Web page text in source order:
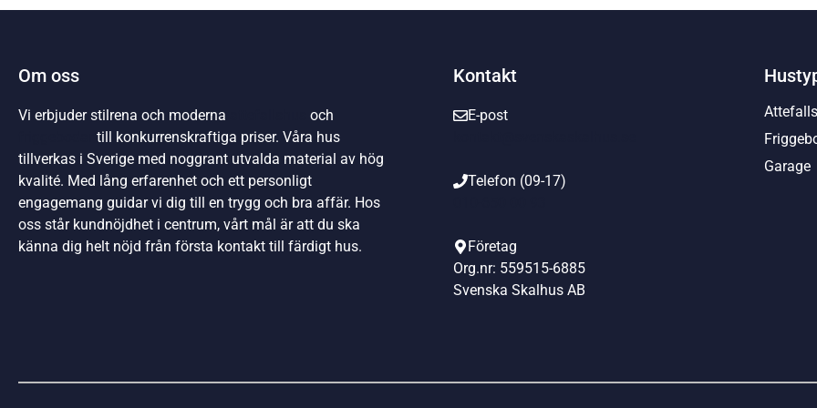
Om oss
Vi erbjuder stilrena och moderna
och
till konkurrenskraftiga priser. Våra hus
tillverkas i Sverige med noggrant utvalda material av hög
kvalité. Med lång erfarenhet och ett personligt
engagemang guidar vi dig till en trygg och bra affär. Hos
oss står kundnöjdhet i centrum, vårt mål är att du ska
känna dig helt nöjd från första kontakt till färdigt hus.
Kontakt
E-post
Telefon (09-17)
Företag
Org.nr: 559515-6885
Svenska Skalhus AB
Garage